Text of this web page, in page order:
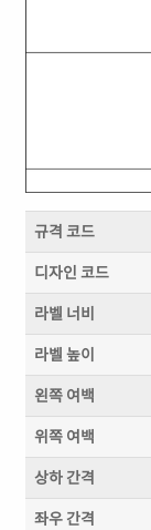
규격 코드
디자인 코드
라벨 너비
라벨 높이
왼쪽 여백
위쪽 여백
상하 간격
좌우 간격